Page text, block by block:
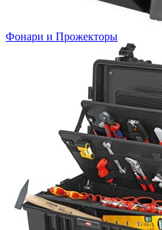
Фонари и Прожекторы